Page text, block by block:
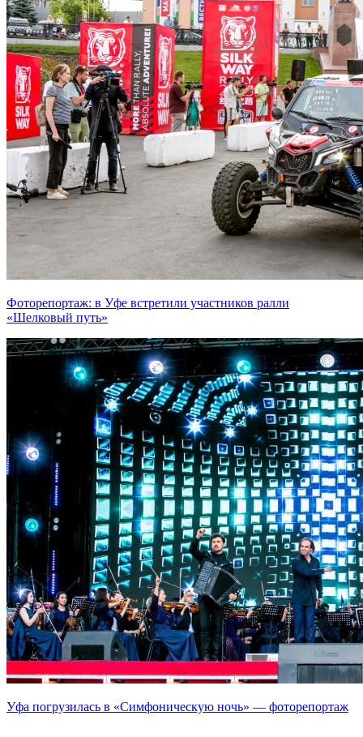
Фоторепортаж: в Уфе встретили участников ралли
«Шелковый путь»
Уфа погрузилась в «Симфоническую ночь» — фоторепортаж